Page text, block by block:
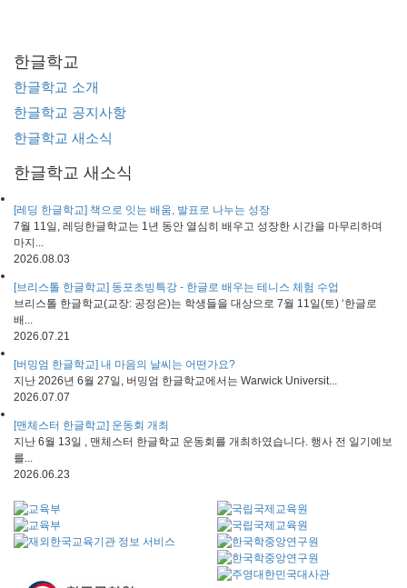
한글학교
한글학교 소개
한글학교 공지사항
한글학교 새소식
한글학교 새소식
[레딩 한글학교] 책으로 잇는 배움, 발표로 나누는 성장
7월 11일, 레딩한글학교는 1년 동안 열심히 배우고 성장한 시간을 마무리하며
마지...
2026.08.03
[브리스톨 한글학교] 동포초빙특강 - 한글로 배우는 테니스 체험 수업
브리스톨 한글학교(교장: 공정은)는 학생들을 대상으로 7월 11일(토) ‘한글로
배...
2026.07.21
[버밍엄 한글학교] 내 마음의 날씨는 어떤가요?
지난 2026년 6월 27일, 버밍엄 한글학교에서는 Warwick Universit...
2026.07.07
[맨체스터 한글학교] 운동회 개최
지난 6월 13일 , 맨체스터 한글학교 운동회를 개최하였습니다. 행사 전 일기예보
를...
2026.06.23